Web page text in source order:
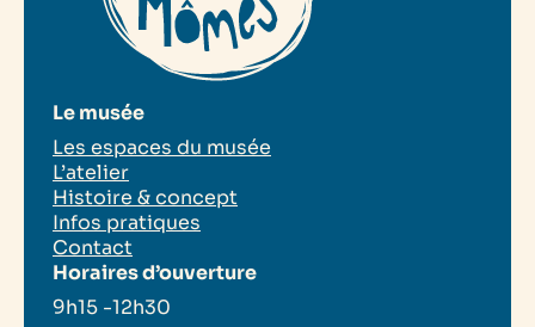
Le musée
Les espaces du musée
L’atelier
Histoire & concept
Infos pratiques
Contact
Horaires d’ouverture
9h15 -12h30